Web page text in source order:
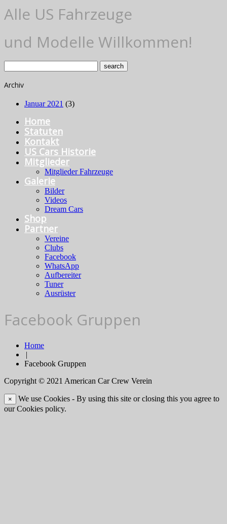
Alle US Fahrzeuge
und Modelle Willkommen!
Archiv
Januar 2021 (3)
Home
Statuten
Kontakt
US Cars Historie
Mitglieder
Mitglieder Fahrzeuge
Galerie
Bilder
Videos
Dream Cars
Shop
Partner
Vereine
Clubs
Facebook
WhatsApp
Aufbereiter
Tuner
Ausrüster
Facebook Gruppen
Home
|
Facebook Gruppen
Copyright © 2021 American Car Crew Verein
×
We use Cookies - By using this site or closing this you agree to
our Cookies policy.